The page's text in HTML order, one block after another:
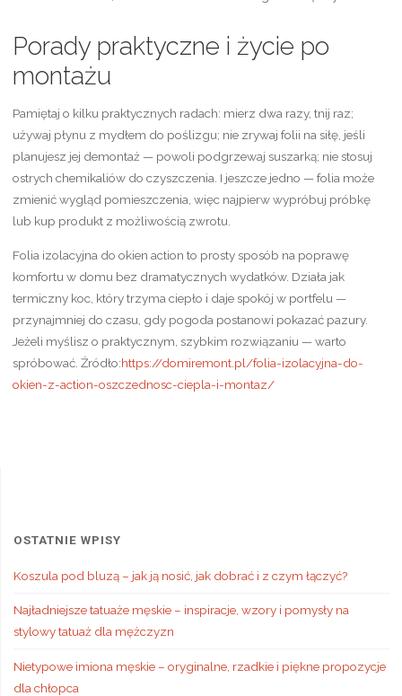
Porady praktyczne i życie po
montażu
Pamiętaj o kilku praktycznych radach: mierz dwa razy, tnij raz;
używaj płynu z mydłem do poślizgu; nie zrywaj folii na siłę, jeśli
planujesz jej demontaż — powoli podgrzewaj suszarką; nie stosuj
ostrych chemikaliów do czyszczenia. I jeszcze jedno — folia może
zmienić wygląd pomieszczenia, więc najpierw wypróbuj próbkę
lub kup produkt z możliwością zwrotu.
Folia izolacyjna do okien action to prosty sposób na poprawę
komfortu w domu bez dramatycznych wydatków. Działa jak
termiczny koc, który trzyma ciepło i daje spokój w portfelu —
przynajmniej do czasu, gdy pogoda postanowi pokazać pazury.
Jeżeli myślisz o praktycznym, szybkim rozwiązaniu — warto
spróbować. Źródło:https://domiremont.pl/folia-izolacyjna-do-
okien-z-action-oszczednosc-ciepla-i-montaz/
OSTATNIE WPISY
Koszula pod bluzą – jak ją nosić, jak dobrać i z czym łączyć?
Najładniejsze tatuaże męskie – inspiracje, wzory i pomysły na
stylowy tatuaż dla mężczyzn
Nietypowe imiona męskie – oryginalne, rzadkie i piękne propozycje
dla chłopca